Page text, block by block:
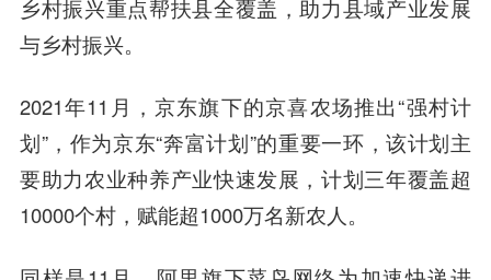
乡村振兴重点帮扶县全覆盖，助力县域产业发展
与乡村振兴。
2021年11月，京东旗下的京喜农场推出“强村计
划”，作为京东“奔富计划”的重要一环，该计划主
要助力农业种养产业快速发展，计划三年覆盖超
10000个村，赋能超1000万名新农人。